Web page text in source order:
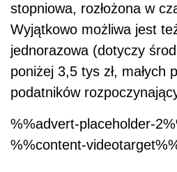
stopniowa, rozłożona w
Wyjątkowo możliwa jest
jednorazowa (dotyczy
poniżej 3,5 tys zł, małych
podatników
%%advert-placeholder-
%%content-